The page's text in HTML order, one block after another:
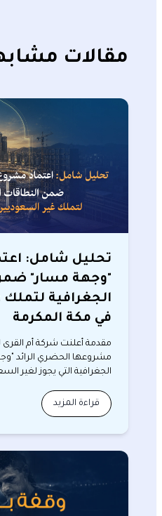
مقالات
تحليل شامل:
"وجهة مسار"
الجغرافية
في مكة المكرمة
مقدمة أعلنت شركة أم القرى
مشروعها الحضري الرائد
الجغرافية التي يجوز لغير
قراءة المزيد